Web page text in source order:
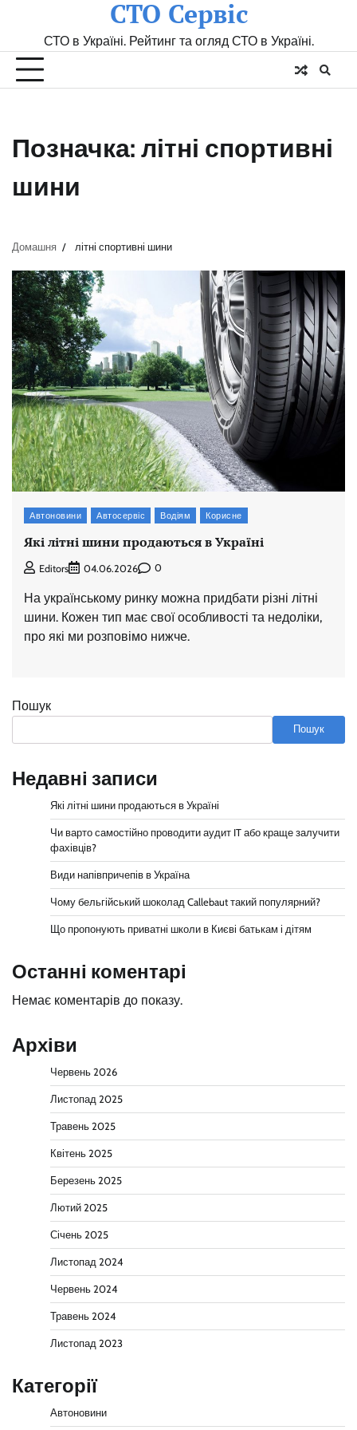
СТО Сервіс
СТО в Україні. Рейтинг та огляд СТО в Україні.
Позначка: літні спортивні
шини
Домашня літні спортивні шини
Автоновини Автосервіс Водіям Корисне
Які літні шини продаються в Україні
Editors 04.06.2026 0
На українському ринку можна придбати різні літні
шини. Кожен тип має свої особливості та недоліки,
про які ми розповімо нижче.
Пошук
Пошук
Недавні записи
Які літні шини продаються в Україні
Чи варто самостійно проводити аудит IT або краще залучити
фахівців?
Види напівпричепів в Україна
Чому бельгійський шоколад Callebaut такий популярний?
Що пропонують приватні школи в Києві батькам і дітям
Останні коментарі
Немає коментарів до показу.
Архіви
Червень 2026
Листопад 2025
Травень 2025
Квітень 2025
Березень 2025
Лютий 2025
Січень 2025
Листопад 2024
Червень 2024
Травень 2024
Листопад 2023
Категорії
Автоновини